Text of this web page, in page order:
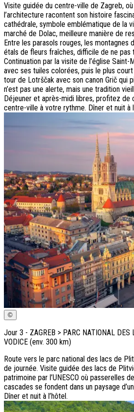
Visite guidée du centre-ville de Zagreb,
l’architecture racontent son histoire
cathédrale, symbole emblématique de la
marché de Dolac, meilleure manière de
Entre les parasols rouges, les montagnes
étals de fleurs fraîches, difficile de ne pas
Continuation par la visite de l’église Saint-
avec ses tuiles colorées, puis le plus
tour de Lotrščak avec son canon Grič qui
n’est pas une alerte, mais une tradition
Déjeuner et après-midi libres, profitez de
centre-ville à votre rythme. Dîner et nuit à
©
Jour 3 - ZAGREB > PARC NATIONAL
VODICE (env. 300 km)
Route vers le parc national des lacs de
de journée. Visite guidée des lacs de
patrimoine par l’UNESCO où passerelles
cascades se fondent dans un paysage
Dîner et nuit à l’hôtel.